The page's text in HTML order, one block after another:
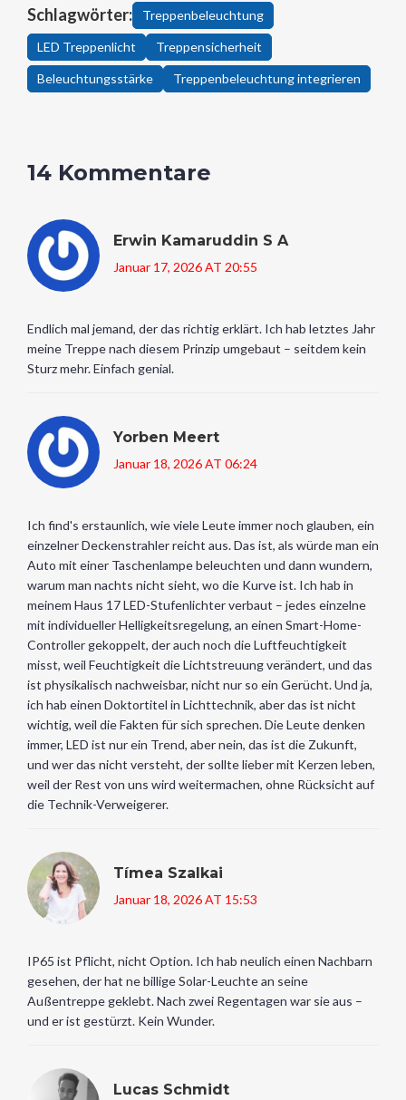
Schlagwörter: Treppenbeleuchtung
LED Treppenlicht Treppensicherheit
Beleuchtungsstärke Treppenbeleuchtung integrieren
14 Kommentare
Erwin Kamaruddin S A
Januar 17, 2026 AT 20:55
Endlich mal jemand, der das richtig erklärt. Ich hab letztes Jahr
meine Treppe nach diesem Prinzip umgebaut – seitdem kein
Sturz mehr. Einfach genial.
Yorben Meert
Januar 18, 2026 AT 06:24
Ich find's erstaunlich, wie viele Leute immer noch glauben, ein
einzelner Deckenstrahler reicht aus. Das ist, als würde man ein
Auto mit einer Taschenlampe beleuchten und dann wundern,
warum man nachts nicht sieht, wo die Kurve ist. Ich hab in
meinem Haus 17 LED-Stufenlichter verbaut – jedes einzelne
mit individueller Helligkeitsregelung, an einen Smart-Home-
Controller gekoppelt, der auch noch die Luftfeuchtigkeit
misst, weil Feuchtigkeit die Lichtstreuung verändert, und das
ist physikalisch nachweisbar, nicht nur so ein Gerücht. Und ja,
ich hab einen Doktortitel in Lichttechnik, aber das ist nicht
wichtig, weil die Fakten für sich sprechen. Die Leute denken
immer, LED ist nur ein Trend, aber nein, das ist die Zukunft,
und wer das nicht versteht, der sollte lieber mit Kerzen leben,
weil der Rest von uns wird weitermachen, ohne Rücksicht auf
die Technik-Verweigerer.
Tímea Szalkai
Januar 18, 2026 AT 15:53
IP65 ist Pflicht, nicht Option. Ich hab neulich einen Nachbarn
gesehen, der hat ne billige Solar-Leuchte an seine
Außentreppe geklebt. Nach zwei Regentagen war sie aus –
und er ist gestürzt. Kein Wunder.
Lucas Schmidt